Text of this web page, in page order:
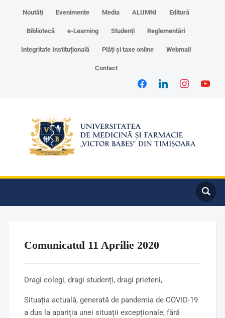
Noutăți Evenimente Media ALUMNI Editură
Bibliotecă e-Learning Studenți Reglementări
Integritate Instituțională Plăți și taxe online Webmail
Contact
Comunicatul 11 Aprilie 2020
Dragi colegi, dragi studenți, dragi prieteni,
Situația actuală, generată de pandemia de COVID-19
a dus la apariția unei situații excepționale, fără